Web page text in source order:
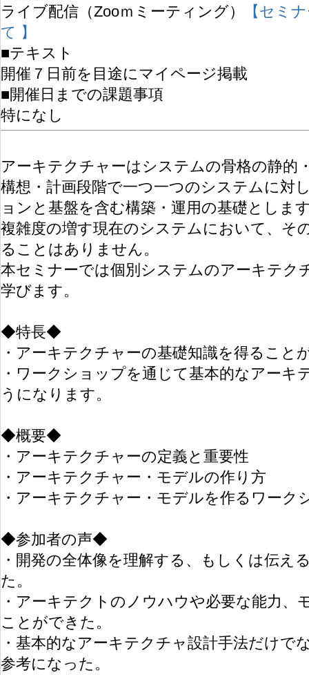
ライブ配信（Zooｍミーティング）
【セミ
て 】
■テキスト
開催７日前を目途にマイページ掲載
■開催日までの課題事項
特になし
アーキテクチャーはシステムの骨格の静的
構想・計画段階で一つ一つのシステムに対
ョンと基盤を含む構築・運用の基礎としま
複雑度の増す現在のシステムにおいて、そ
ることはありません。
本セミナーでは個別システムのアーキテク
学びます。
◆特長◆
・アーキテクチャーの基礎知識を得ること
・ワークショップを通じて基本的なアーキ
うになります。
◆概要◆
・アーキテクチャーの定義と重要性
・アーキテクチャー・モデルの作り方
・アーキテクチャー・モデルを作るワーク
◆参加者の声◆
・開発の全体像を理解する、もしくは伝え
た。
・アーキテクトのノウハウや必要な能力、
ことができた。
・基本的なアーキテクチャ設計手法だけで
参考になった。